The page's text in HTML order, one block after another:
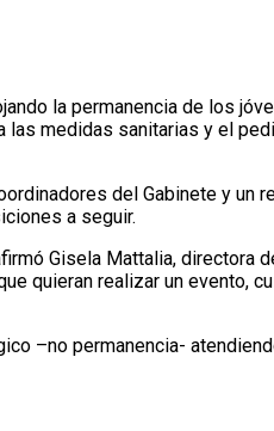
la permanencia de los
medidas sanitarias y el
del Gabinete y un
a seguir.
Gisela Mattalia, directora
quieran realizar un evento,
–no permanencia-